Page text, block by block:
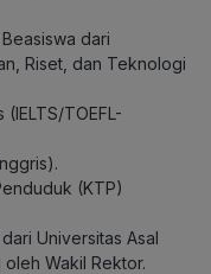
dari
Riset, dan Teknologi
TOEFL-
(KTP)
Universitas Asal
Wakil Rektor.